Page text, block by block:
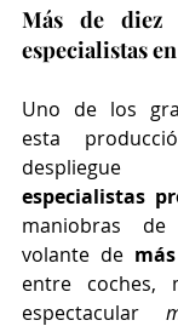
Más de diez
especialistas
Uno de los
esta
especialistas
maniobras
volante de
entre coches,
espectacular